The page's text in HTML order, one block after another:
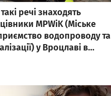
речі знаходять
MPWiK (Міське
водопроводу та
у Вроцлаві в